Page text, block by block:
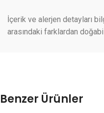
İçerik ve alerjen detayları
arasındaki farklardan
Benzer Ürünler